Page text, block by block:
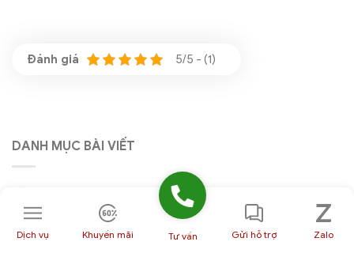
5/5 - (1)
DANH MỤC BÀI VIẾT
Cập nhật tính năng mới
Dịch vụ Khuyến mãi Tư vấn Gửi hỗ trợ Zalo